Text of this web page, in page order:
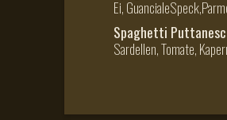
Ei,
Spaghetti
Sardellen, Tomate,